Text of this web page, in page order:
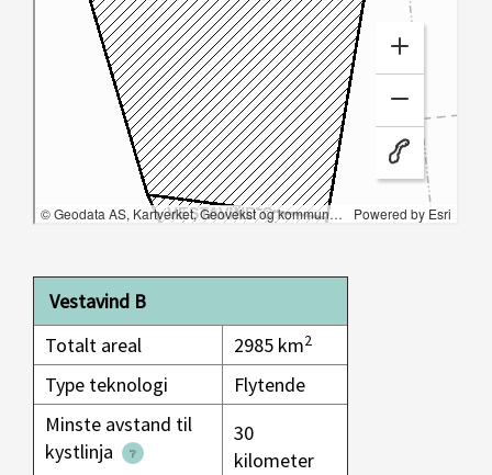
Vestavind B
Totalt areal
2985 km2
Type teknologi
Flytende
Minste avstand til
kystlinja
30
kilometer